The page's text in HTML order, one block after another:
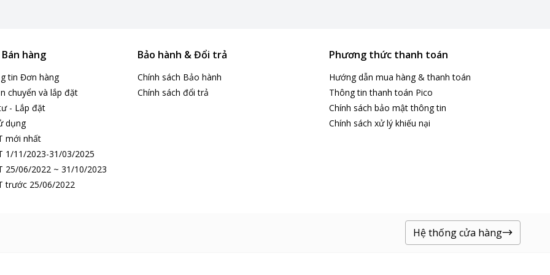
hàng
tin Đơn hàng
chuyển và lắp đặt
- Lắp đặt
dụng
mới nhất
1/11/2023-31/03/2025
25/06/2022 ~ 31/10/2023
trước 25/06/2022
Bảo hành & Đổi trả
Chính sách Bảo hành
Chính sách đổi trả
Phương thức thanh toán
Hướng dẫn mua hàng & thanh toán
Thông tin thanh toán Pico
Chính sách bảo mật thông tin
Chính sách xử lý khiếu nại
Hệ thống cửa hàng